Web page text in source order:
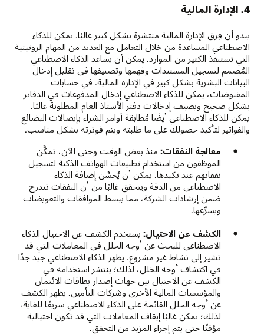
4. الإدارة المالية
يبدو أن فِرق الإدارة المالية منتشرة بشكل كبير غالبًا. يمكن للذكاء
الاصطناعي المساعدة من خلال التعامل مع العديد من المهام الروتينية
التي تستنفذ الكثير من الموارد. يمكن أن يساعد الذكاء الاصطناعي
المُصمم لتسجيل المستندات وفهمها وتصنيفها في تقليل إدخال
البيانات البشرية بشكل كبير في الإدارة المالية. في حسابات
المقبوضات، يمكن للذكاء الاصطناعي إدخال المدفوعات في الدفاتر
بشكل صحيح ويضيف إدخالات دفتر الأستاذ العام المطلوبة غالبًا.
يمكن للذكاء الاصطناعي أيضًا مُطابقة أوامر الشراء بإيصالات البضائع
والفواتير لتأكيد حصولك على ما طلبته ويتم فوترته بشكل مناسب.
معالجة النفقات: منذ بعض الوقت وحتى الآن، تمكَّن
الموظفون من استخدام تطبيقات الهواتف الذكية لتسجيل
نفقاتهم عند تكبدها. يمكن أن يُحسِّن إضافة الذكاء
الاصطناعي من الدقة ويتحقق غالبًا من أن النفقات تندرج
ضمن إرشادات الشركة، مما يبسط الموافقات والتعويضات
ويسرِّعها.
الكشف عن الاحتيال: يستخدم الكشف عن الاحتيال الذكاء
الاصطناعي للبحث عن أوجه الخلل في المعاملات التي قد
تشير إلى نشاط غير مشروع. يظهر الذكاء الاصطناعي جيد جدًا
في اكتشاف أوجه الخلل، لذلك؛ ينتشر استخدامه في
الكشف عن الاحتيال بين جهات إصدار بطاقات الائتمان
والمؤسسات المالية الأخرى وشركات التأمين. يظهر الكشف
عن أوجه الخلل القائمة على الذكاء الاصطناعي سريعًا للغاية،
لذلك؛ يمكن غالبًا إيقاف المعاملات التي قد تكون احتيالية
مؤقتًا حتى يتم إجراء المزيد من التحقق.